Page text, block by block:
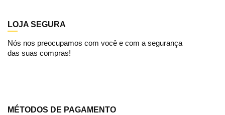
LOJA SEGURA
Nós nos preocupamos com você e com a segurança
das suas compras!
MÉTODOS DE PAGAMENTO